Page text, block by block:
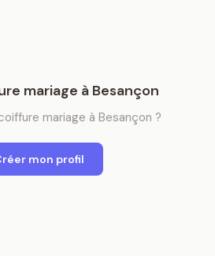
mariage à Besançon
mariage à Besançon ?
mon profil